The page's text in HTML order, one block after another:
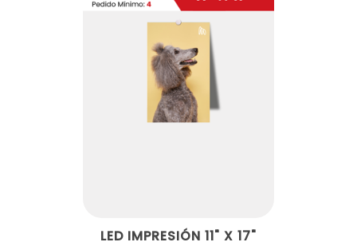
LED IMPRESIÓN 11" X 17"